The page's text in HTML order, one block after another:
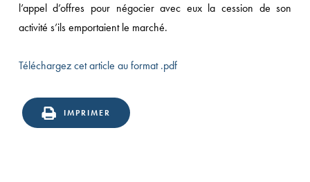
l’appel d’offres pour négocier avec eux la cession de son
activité s’ils emportaient le marché.
Téléchargez cet article au format .pdf
IMPRIMER